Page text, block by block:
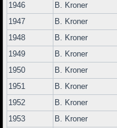
1946
B. Kroner
1947
B. Kroner
1948
B. Kroner
1949
B. Kroner
1950
B. Kroner
1951
B. Kroner
1952
B. Kroner
1953
B. Kroner